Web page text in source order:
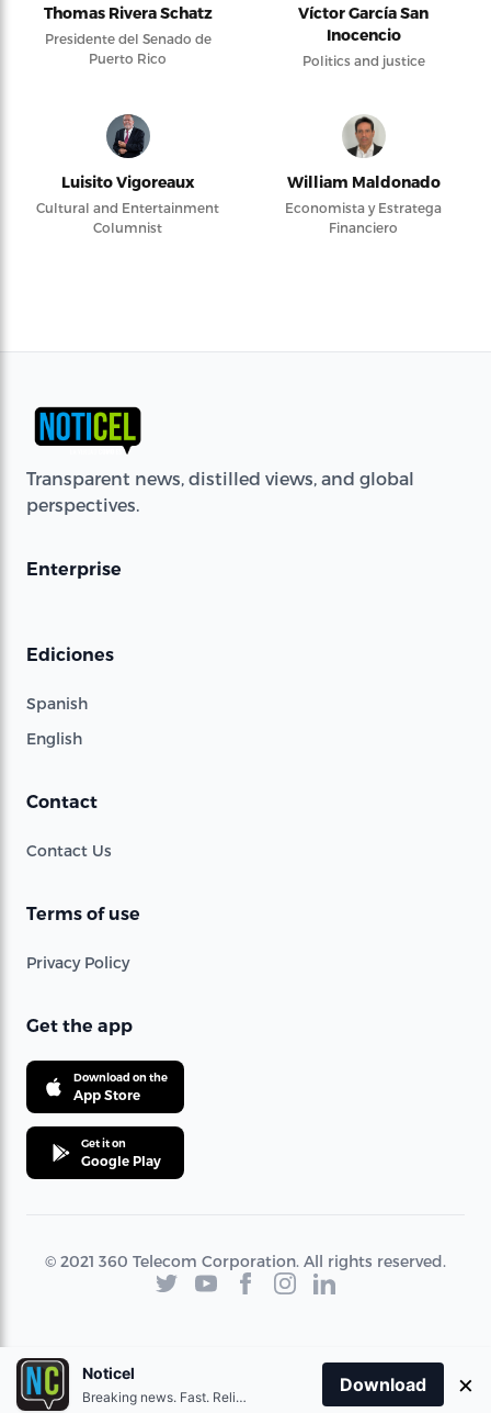
Thomas Rivera Schatz
Presidente del Senado de
Puerto Rico
Víctor García San
Inocencio
Politics and justice
Luisito Vigoreaux
Cultural and Entertainment
Columnist
William Maldonado
Economista y Estratega
Financiero
Transparent news, distilled views, and global
perspectives.
Enterprise
Ediciones
Spanish
English
Contact
Contact Us
Terms of use
Privacy Policy
Get the app
Download on the
App Store
Get it on
Google Play
© 2021 360 Telecom Corporation. All rights reserved.
Noticel
Breaking news. Fast. Reliable.
Download ×